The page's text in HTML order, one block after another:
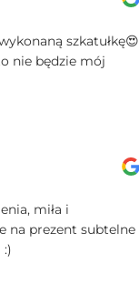
szkatułkę😍
nie będzie mój
miła i
na prezent subtelne